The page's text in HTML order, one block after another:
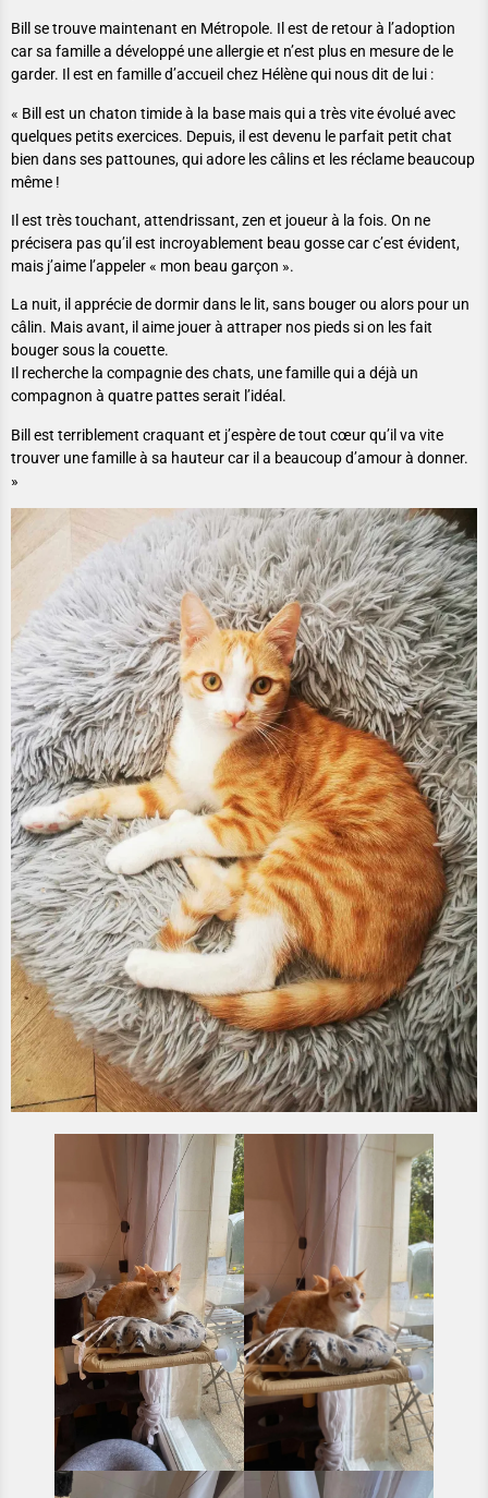
Bill se trouve maintenant en Métropole. Il est de retour à l’adoption
car sa famille a développé une allergie et n’est plus en mesure de le
garder. Il est en famille d’accueil chez Hélène qui nous dit de lui :
« Bill est un chaton timide à la base mais qui a très vite évolué avec
quelques petits exercices. Depuis, il est devenu le parfait petit chat
bien dans ses pattounes, qui adore les câlins et les réclame beaucoup
même !
Il est très touchant, attendrissant, zen et joueur à la fois. On ne
précisera pas qu’il est incroyablement beau gosse car c’est évident,
mais j’aime l’appeler « mon beau garçon ».
La nuit, il apprécie de dormir dans le lit, sans bouger ou alors pour un
câlin. Mais avant, il aime jouer à attraper nos pieds si on les fait
bouger sous la couette.
Il recherche la compagnie des chats, une famille qui a déjà un
compagnon à quatre pattes serait l’idéal.
Bill est terriblement craquant et j’espère de tout cœur qu’il va vite
trouver une famille à sa hauteur car il a beaucoup d’amour à donner.
»